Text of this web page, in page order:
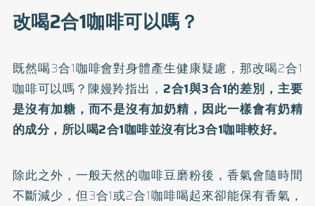
改喝2合1咖啡可以嗎？
既然喝3合1咖啡會對身體產生健康疑慮，那改喝2合1
咖啡可以嗎？陳嫚羚指出， 2合1與3合1的差別，主要
是沒有加糖，而不是沒有加奶精，因此一樣會有奶精
的成分，所以喝2合1咖啡並沒有比3合1咖啡較好。
除此之外，一般天然的咖啡豆磨粉後，香氣會隨時間
不斷減少，但3合1或2合1咖啡喝起來卻能保有香氣，